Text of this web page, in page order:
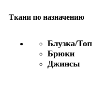
Ткани по назначению
Блузка/Топ
Брюки
Джинсы